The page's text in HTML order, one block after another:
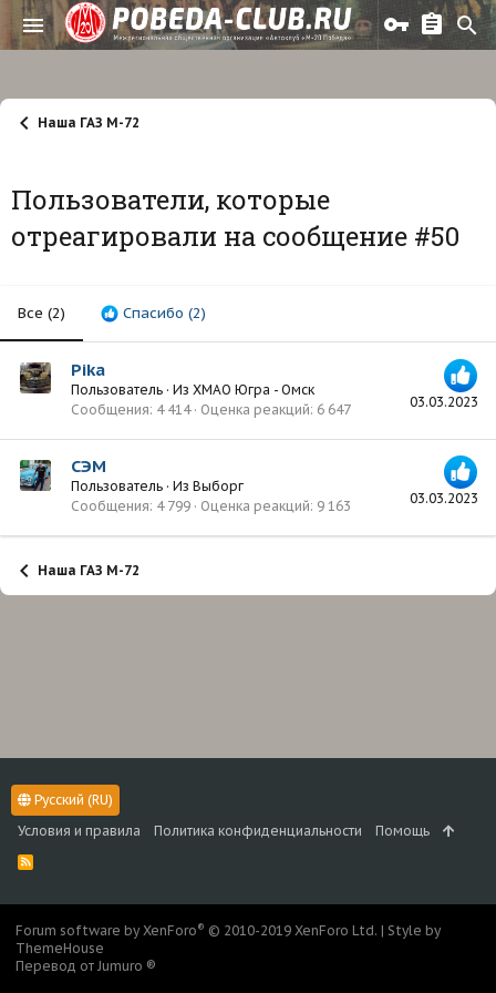
Наша ГАЗ М-72
Пользователи, которые
отреагировали на сообщение #50
Все (2) Спасибо (2)
03.03.2023
Pika
Пользователь · Из ХМАО Югра - Омск
Сообщения 4 414 Оценка реакций 6 647
03.03.2023
СЭМ
Пользователь · Из Выборг
Сообщения 4 799 Оценка реакций 9 163
Наша ГАЗ М-72
Русский (RU)
Условия и правила
Политика конфиденциальности Помощь
R
S
Forum software by XenForo® © 2010-2019 XenForo Ltd. | Style by
ThemeHouse
Перевод от Jumuro ®